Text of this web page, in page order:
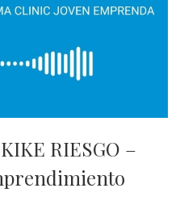
RIESGO –